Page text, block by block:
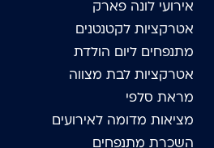
אירועי לונה פארק
אטרקציות לקטנטנים
מתנפחים ליום הולדת
אטרקציות לבת מצווה
מראת סלפי
מציאות מדומה לאירועים
השכרת מתנפחים